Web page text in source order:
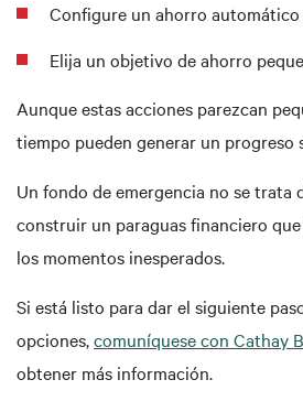
Configure un ahorro automático
Elija un objetivo de ahorro
Aunque estas acciones parezcan
tiempo pueden generar un progreso
Un fondo de emergencia no se trata
construir un paraguas financiero
los momentos inesperados.
Si está listo para dar el siguiente
opciones,comuníquese con Cathay
obtener más información.